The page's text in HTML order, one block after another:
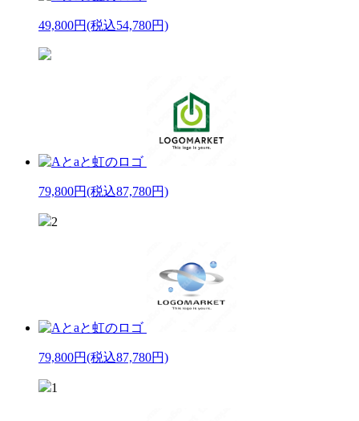
49,800円(税込54,780円)
79,800円(税込87,780円)
2
79,800円(税込87,780円)
1